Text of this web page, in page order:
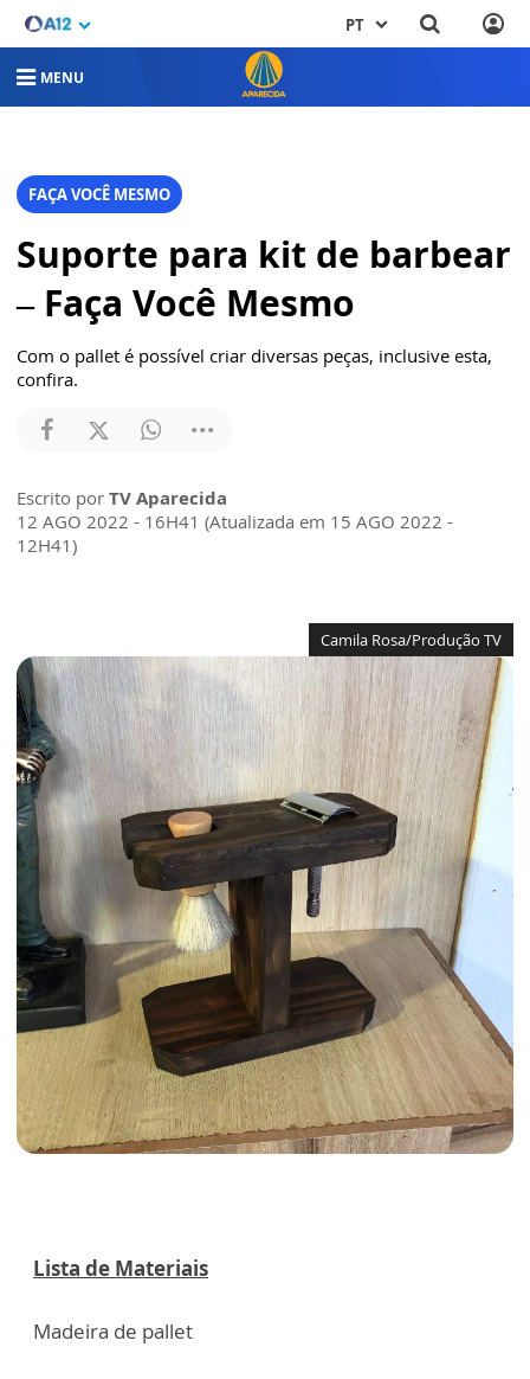
PT
MENU
FAÇA VOCÊ MESMO
Suporte para kit de barbear
– Faça Você Mesmo
Com o pallet é possível criar diversas peças, inclusive esta,
confira.
Escrito por TV Aparecida
12 AGO 2022 - 16H41 (Atualizada em 15 AGO 2022 -
12H41)
Camila Rosa/Produção TV
Lista de Materiais
Madeira de pallet